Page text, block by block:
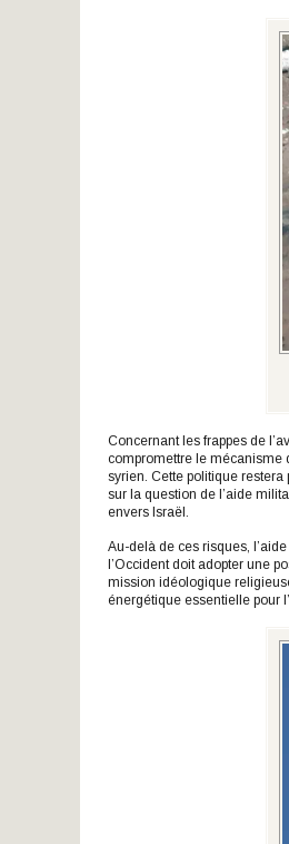
Concernant les frappes de
compromettre le mécanisme
syrien. Cette politique restera
sur la question de l’aide
envers Israël.
Au-delà de ces risques,
l’Occident doit adopter une
mission idéologique
énergétique essentielle pour